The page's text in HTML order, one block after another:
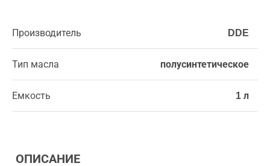
Производитель DDE
Тип масла полусинтетическое
Емкость 1 л
ОПИСАНИЕ